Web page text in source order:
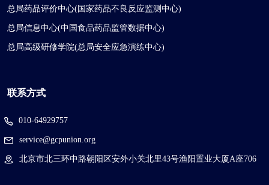
总局药品评价中心(国家药品不良反应监测中心)
总局信息中心(中国食品药品监管数据中心)
总局高级研修学院(总局安全应急演练中心)
联系方式
010-64929757
service@gcpunion.org
北京市北三环中路朝阳区安外小关北里43号渔阳置业大厦A座706